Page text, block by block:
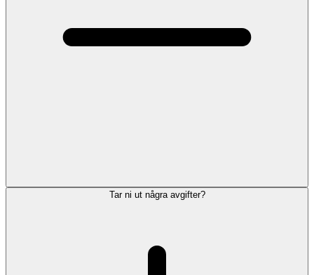
Tar ni ut några avgifter?